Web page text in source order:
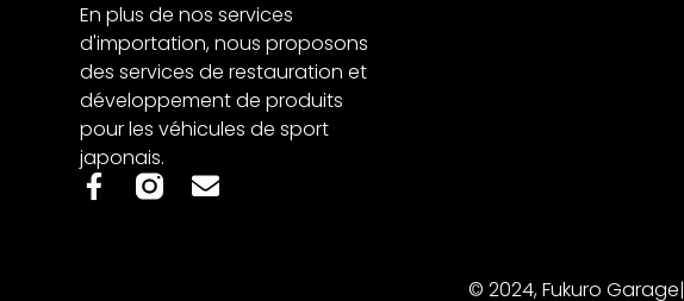
En plus de nos services
d'importation, nous proposons
des services de restauration et
développement de produits
pour les véhicules de sport
japonais.
© 2024, Fukuro Garage|